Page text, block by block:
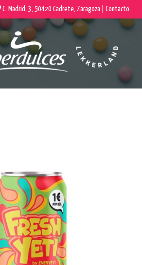
C. Madrid, 3, 50420 Cadrete, Zaragoza | Contacto